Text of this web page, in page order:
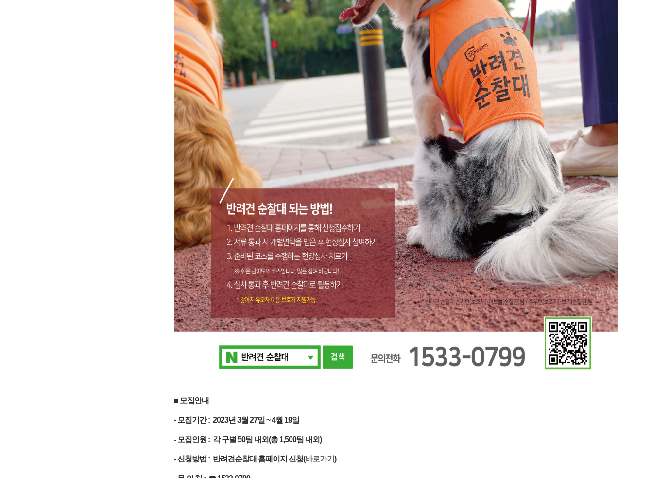
■ 모집안내
- 모집기간 : 2023년 3월 27일 ~ 4월 19일
- 모집인원 : 각 구별 50팀 내외(총 1,500팀 내외)
- 신청방법 : 반려견순찰대 홈페이지 신청(바로가기 )